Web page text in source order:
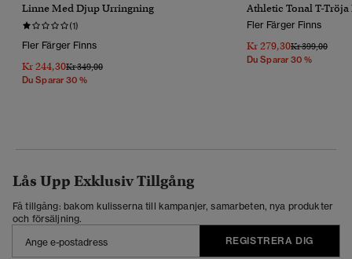
Linne Med Djup Urringning
(1)
Fler Färger Finns
Kr 244,30Pris Reducerat Från
Kr 349,00Till
Du Sparar 30 %
Athletic Tonal T-
Fler Färger Finns
Kr 279,30Pris Reducerat
Kr 399,00Till
Du Sparar 30 %
Lås Upp Exklusiv Tillgång
Få tillgång: bakom kulisserna till kampanjer, samarbeten, nya produkter
och försäljning.
REGISTRERA DIG